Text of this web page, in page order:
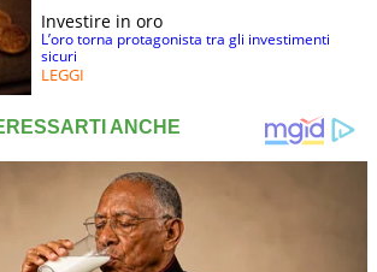
Investire in oro
L’oro torna protagonista tra gli investimenti
sicuri
LEGGI